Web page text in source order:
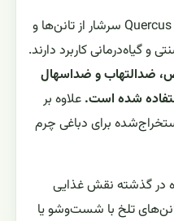
پوست و برگ بسیاری از گونه‌های Quercus سرشار از تانن‌ها و
گیاه‌درمانی کاربرد دارند.
ضدالتهاب و ضداسهال
شده است. علاوه بر
برای دباغی چرم
در گذشته نقش غذایی
تلخ با شست‌وشو یا